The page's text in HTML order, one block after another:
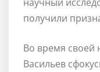
получили
Во время
Васильев